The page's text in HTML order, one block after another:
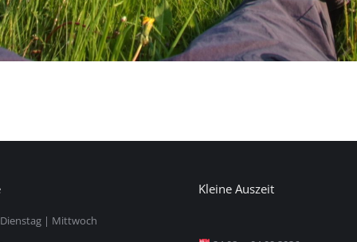
| Mittwoch
Kleine Auszeit